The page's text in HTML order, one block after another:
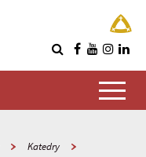
Katedry